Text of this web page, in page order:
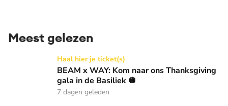
Meest gelezen
BEAM x WAY: Kom naar ons Thanksgiving gala in de
Haal hier je ticket(s)
BEAM x WAY: Kom naar ons Thanksgiving
gala in de Basiliek 🪩
7 dagen geleden